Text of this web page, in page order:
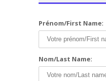
Prénom/First Name:
Nom/Last Name: